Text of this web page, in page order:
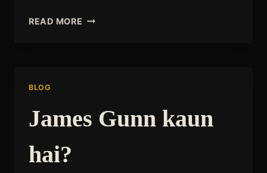
READ MORE THIRTEEN
BLOG
James Gunn kaun
hai?